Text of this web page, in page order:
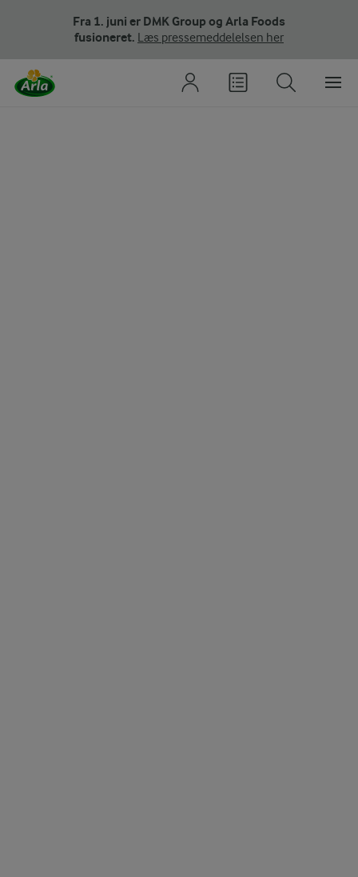
Fra 1. juni er DMK Group og Arla Foods
fusioneret. Læs pressemeddelelsen her